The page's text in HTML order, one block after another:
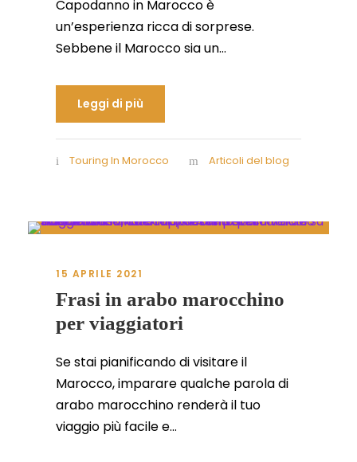
Capodanno in Marocco è
un’esperienza ricca di sorprese.
Sebbene il Marocco sia un...
Leggi di più
Touring In Morocco Articoli del blog
15 APRILE 2021
Frasi in arabo marocchino
per viaggiatori
Se stai pianificando di visitare il
Marocco, imparare qualche parola di
arabo marocchino renderà il tuo
viaggio più facile e...